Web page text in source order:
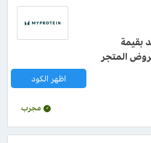
بقيمة
اظهر الكود
مجرب